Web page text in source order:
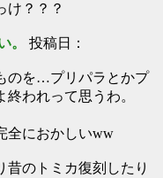
け？？？
。 投稿日：
のを…プリパラとかプ
われって思うわ。
全におかしいww
昔のトミカ復刻したり